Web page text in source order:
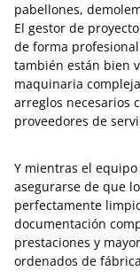
pabellones,
El gestor de
de forma
también están bien
maquinaria
arreglos necesarios
proveedores de
Y mientras el
asegurarse de que
perfectamente
documentación
prestaciones y
ordenados de